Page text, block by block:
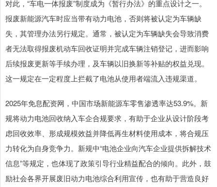
对此，“车电一体报废”制度成为《暂行办法》的重点设计之一。
报废新能源汽车时应当带有动力电池，否则将被认定为车辆缺
失，其管理办法另行规定。通常，被认定为车辆缺失会导致消费
者无法取得报废机动车回收证明并完成车辆注销登记，进而影响
后续报废更新等手续办理，及车辆以旧换新等补贴的权益兑现。
这一规定在一定程度上拦截了电池从使用者端流入违规渠道。
2025年免息配资网，中国市场新能源车零售渗透率达53.9%。新
规将动力电池回收纳入车企合规要求，有助于企业从设计阶段考
虑回收效率、形成规模效益并降低再生材料使用成本，将合规压
力转化为自身竞争力。新规中“电池企业向汽车企业提供拆解技术
信息”等规定，也体现了政策引导行业精益配合的倾向。此外，鼓
励社会各界开展废旧动力电池综合利用宣传，也有助于营造良好